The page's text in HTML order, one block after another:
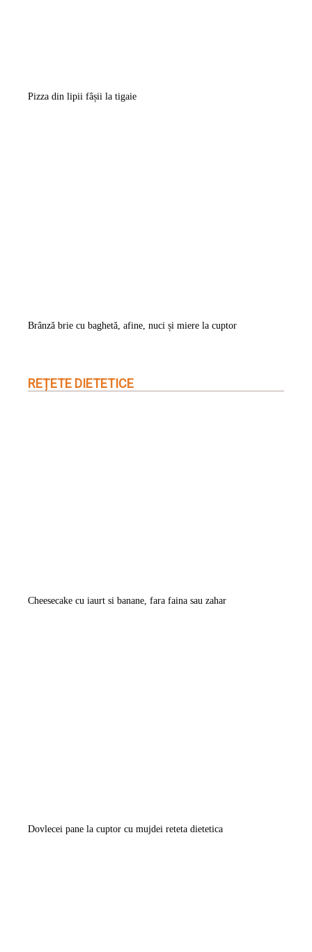
Pizza din lipii fâșii la tigaie
Brânză brie cu baghetă, afine, nuci și miere la cuptor
REȚETE DIETETICE
Cheesecake cu iaurt si banane, fara faina sau zahar
Dovlecei pane la cuptor cu mujdei reteta dietetica